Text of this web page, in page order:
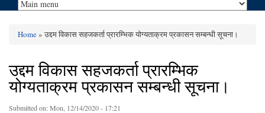
Home» उद्दम विकास सहजकर्ता प्रारम्भिक योग्यताक्रम प्रकासन सम्बन्धी सूचना।
उद्दम विकास सहजकर्ता प्रारम्भिक
योग्यताक्रम प्रकासन सम्बन्धी सूचना।
Submitted on:Mon, 12/14/2020 - 17:21